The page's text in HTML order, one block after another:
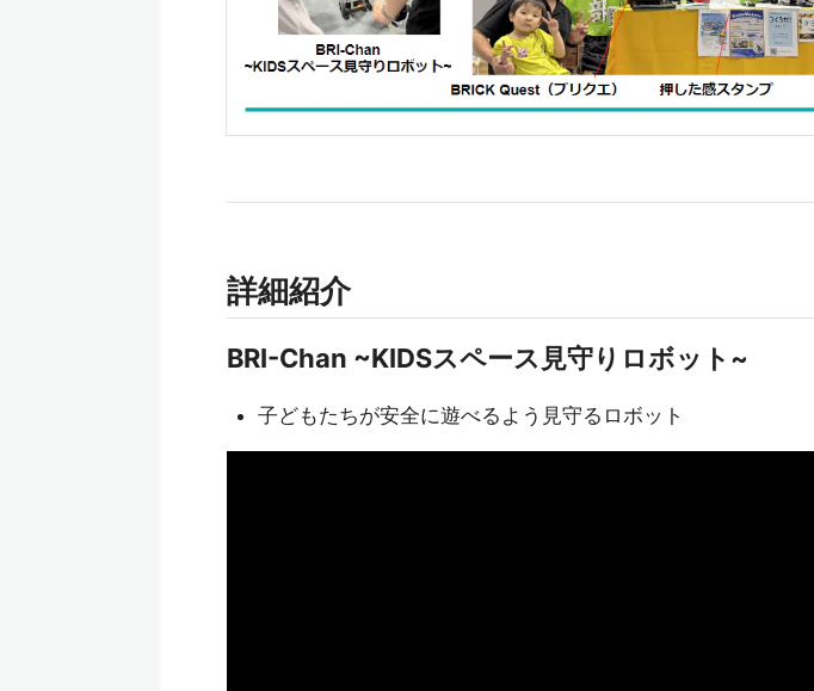
詳細紹介
BRI-Chan ~KIDSスペース見守りロボット~
子どもたちが安全に遊べるよう見守るロボット